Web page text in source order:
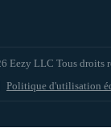
Eezy LLC Tous droits
Politique d'utilisation